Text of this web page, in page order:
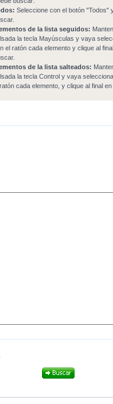
Seleccione con el botón "Todos"
de la lista seguidos:
la tecla Mayúsculas y vaya
el ratón cada elemento y clique al
de la lista salteados:
la tecla Control y vaya
cada elemento, y clique al final